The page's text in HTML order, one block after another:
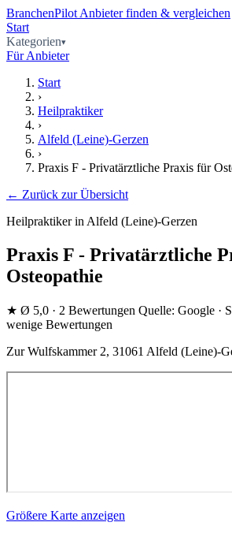
BranchenPilot Anbieter finden & vergleichen
Start
Kategorien
Für Anbieter
Start
›
Heilpraktiker
›
Alfeld (Leine)-Gerzen
›
Praxis F - Privatärztliche Praxis für
← Zurück zur Übersicht
Heilpraktiker in Alfeld (Leine)-Gerzen
Praxis F - Privatärztliche
Osteopathie
★ Ø 5,0 · 2 Bewertungen Quelle: Google ·
wenige Bewertungen
Zur Wulfskammer 2, 31061 Alfeld (Leine)-
Größere Karte anzeigen